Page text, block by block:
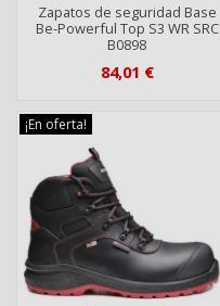
Zapatos de seguridad Base
Be-Powerful Top S3 WR SRC
B0898
84,01 €
¡En oferta!